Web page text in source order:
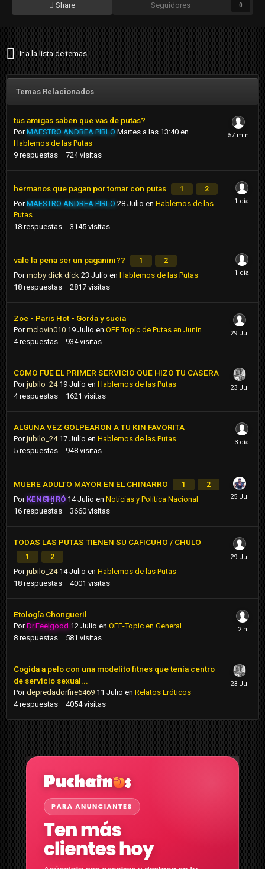
Share Seguidores 0
Ir a la lista de temas
Temas Relacionados
tus amigas saben que vas de putas?
PorMAESTRO ANDREA PIRLO Martes a las 13:40 en
Hablemos de las Putas
9 respuestas 724 visitas
hermanos que pagan por tomar con putas 1 2
PorMAESTRO ANDREA PIRLO 28 Julio en Hablemos de las
Putas
18 respuestas 3145 visitas
vale la pena ser un paganini?? 1 2
Pormoby dick dick 23 Julio en Hablemos de las Putas
18 respuestas 2817 visitas
Zoe - Paris Hot - Gorda y sucia
Pormclovin010 19 Julio en OFF Topic de Putas en Junin
4 respuestas 934 visitas
COMO FUE EL PRIMER SERVICIO QUE HIZO TU CASERA
Porjubilo_24 19 Julio en Hablemos de las Putas
4 respuestas 1621 visitas
ALGUNA VEZ GOLPEARON A TU KIN FAVORITA
Porjubilo_24 17 Julio en Hablemos de las Putas
5 respuestas 948 visitas
MUERE ADULTO MAYOR EN EL CHINARRO 1 2
Por KENSHIRO 14 Julio enNoticias y Politica Nacional
16 respuestas 3660 visitas
TODAS LAS PUTAS TIENEN SU CAFICUHO / CHULO
1 2
Porjubilo_24 14 Julio en Hablemos de las Putas
18 respuestas 4001 visitas
Etología Chongueril
PorDr.Feelgood 12 Julio en OFF-Topic en General
8 respuestas 581 visitas
Cogida a pelo con una modelito fitnes que tenía centro
de servicio sexual...
Pordepredadorfire6469 11 Julio en Relatos Eróticos
4 respuestas 4054 visitas